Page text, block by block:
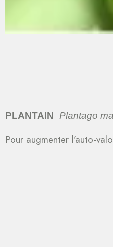
PLANTAIN Plantago
Pour augmenter l’auto-